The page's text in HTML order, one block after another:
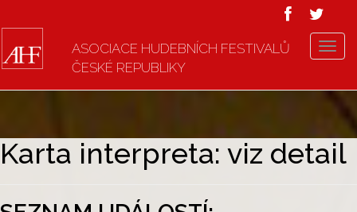
T
e
n
ASOCIACE HUDEBNÍCH FESTIVALŮ
ČESKÉ REPUBLIKY
Karta interpreta: viz detail